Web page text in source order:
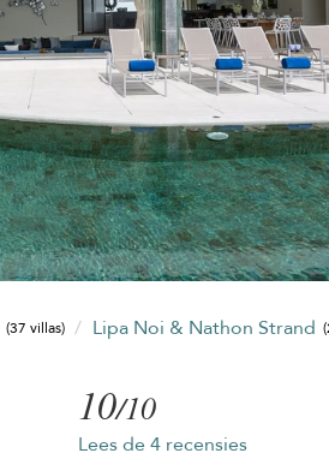
(37 villas) Lipa Noi & Nathon Strand
10/10
Lees de 4 recensies